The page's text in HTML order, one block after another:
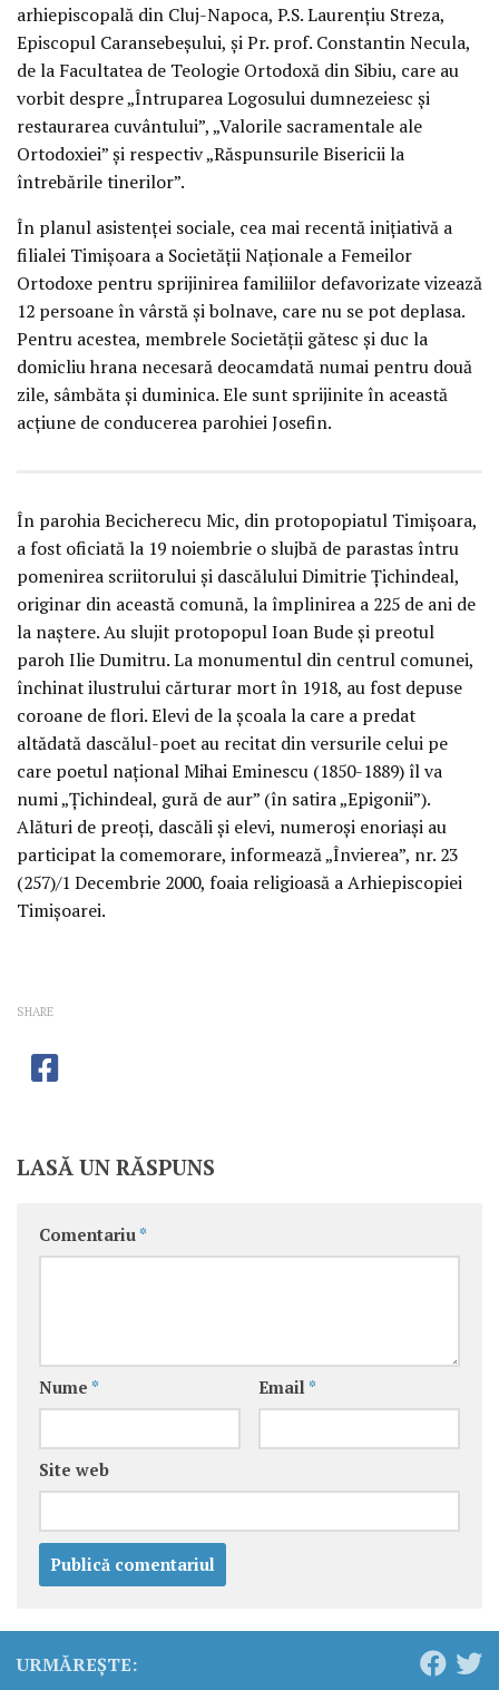
arhiepiscopală din Cluj-Napoca, P.S. Laurenţiu Streza,
Episcopul Caransebeşului, şi Pr. prof. Constantin Necula,
de la Facultatea de Teologie Ortodoxă din Sibiu, care au
vorbit despre „Întruparea Logosului dumnezeiesc şi
restaurarea cuvântului”, „Valorile sacramentale ale
Ortodoxiei” şi respectiv „Răspunsurile Bisericii la
întrebările tinerilor”.
În planul asistenţei sociale, cea mai recentă iniţiativă a
filialei Timişoara a Societăţii Naţionale a Femeilor
Ortodoxe pentru sprijinirea familiilor defavorizate vizează
12 persoane în vârstă şi bolnave, care nu se pot deplasa.
Pentru acestea, membrele Societăţii gătesc şi duc la
domicliu hrana necesară deocamdată numai pentru două
zile, sâmbăta şi duminica. Ele sunt sprijinite în această
acţiune de conducerea parohiei Josefin.
În parohia Becicherecu Mic, din protopopiatul Timişoara,
a fost oficiată la 19 noiembrie o slujbă de parastas întru
pomenirea scriitorului şi dascălului Dimitrie Ţichindeal,
originar din această comună, la împlinirea a 225 de ani de
la naştere. Au slujit protopopul Ioan Bude şi preotul
paroh Ilie Dumitru. La monumentul din centrul comunei,
închinat ilustrului cărturar mort în 1918, au fost depuse
coroane de flori. Elevi de la şcoala la care a predat
altădată dascălul-poet au recitat din versurile celui pe
care poetul naţional Mihai Eminescu (1850-1889) îl va
numi „Ţichindeal, gură de aur” (în satira „Epigonii”).
Alături de preoţi, dascăli şi elevi, numeroşi enoriaşi au
participat la comemorare, informează „Învierea”, nr. 23
(257)/1 Decembrie 2000, foaia religioasă a Arhiepiscopiei
Timişoarei.
SHARE
LASĂ UN RĂSPUNS
Comentariu *
Nume * Email *
Site web
URMĂREȘTE: